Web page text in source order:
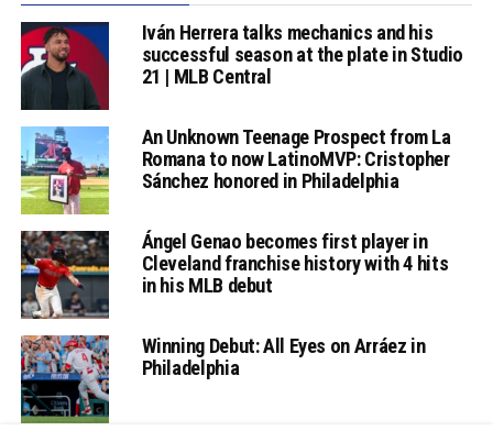
Iván Herrera talks mechanics and his
successful season at the plate in Studio
21 | MLB Central
An Unknown Teenage Prospect from La
Romana to now LatinoMVP: Cristopher
Sánchez honored in Philadelphia
Ángel Genao becomes first player in
Cleveland franchise history with 4 hits
in his MLB debut
Winning Debut: All Eyes on Arráez in
Philadelphia